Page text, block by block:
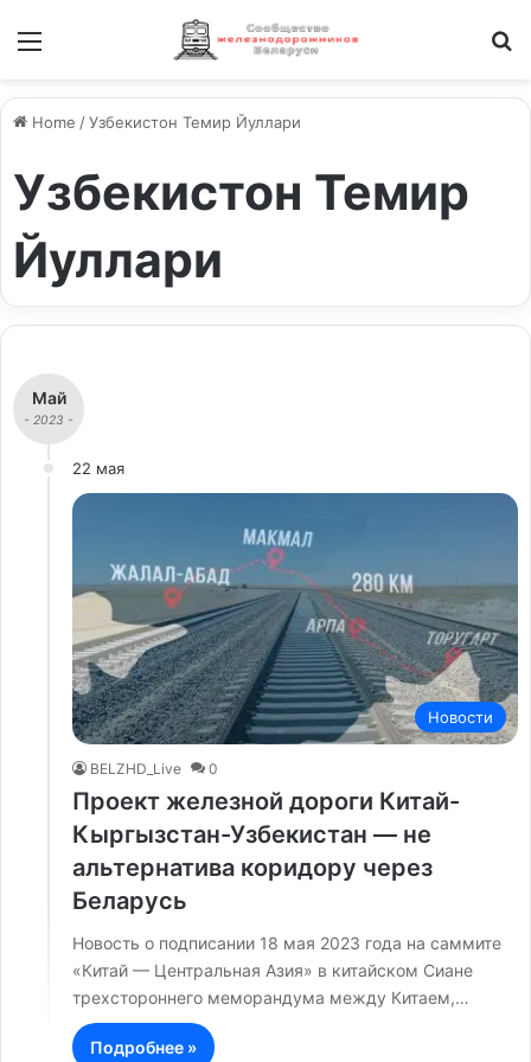
Home /Узбекистон Темир Йуллари
Узбекистон Темир
Йуллари
Май
- 2023 -
22 мая
Новости
BELZHD_Live 0
Проект железной дороги Китай-
Кыргызстан-Узбекистан — не
альтернатива коридору через
Беларусь
Новость о подписании 18 мая 2023 года на саммите
«Китай — Центральная Азия» в китайском Сиане
трехстороннего меморандума между Китаем,…
Подробнее »